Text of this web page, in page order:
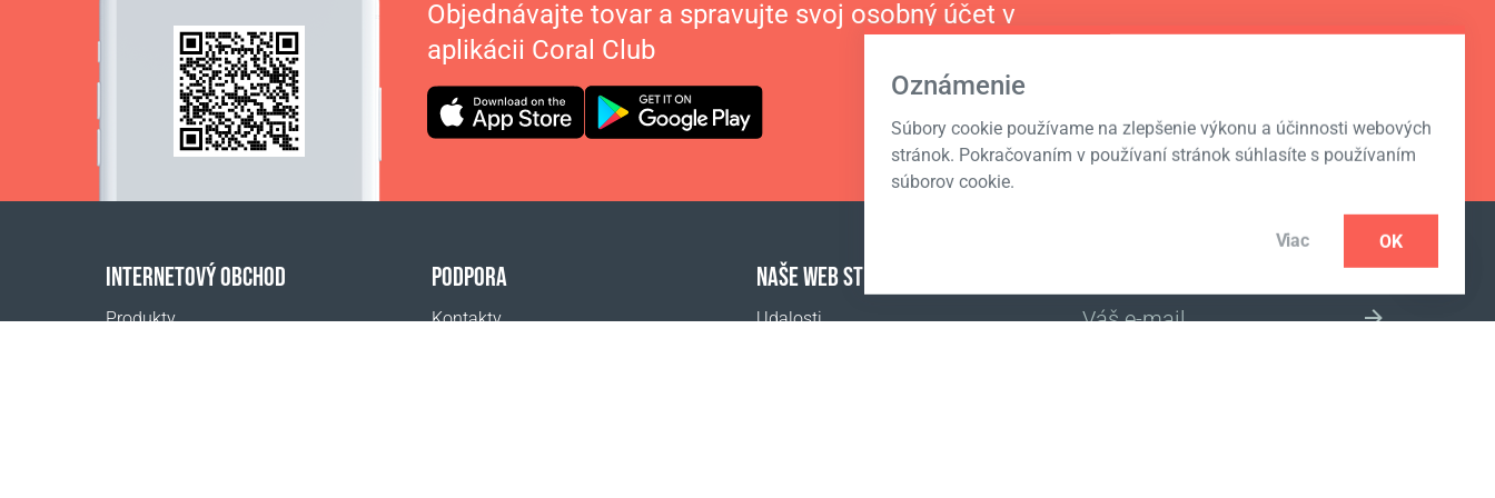
Oznámenie
Súbory cookie používame na zlepšenie výkonu a účinnosti webových
stránok. Pokračovaním v používaní stránok súhlasíte s používaním
súborov cookie.
Viac OK
Objednávajte tovar a spravujte svoj osobný účet v
aplikácii Coral Club
INTERNETOVÝ OBCHOD
Produkty
PODPORA
Kontakty
NAŠE WEB STRÁNKY
Udalosti